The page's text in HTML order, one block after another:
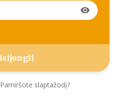
visibility
Pamiršote slaptažodį?